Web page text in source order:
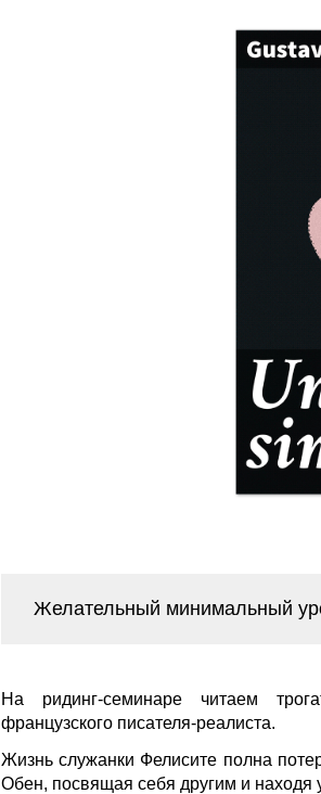
Желательный минимальный
На ридинг-семинаре читаем
французского писателя-реалиста.
Жизнь служанки Фелисите полна
Обен, посвящая себя другим и